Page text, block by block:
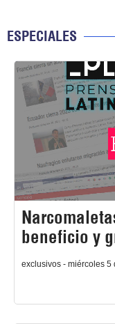
ESPECIALES
beneficio y
exclusivos - miércoles 5